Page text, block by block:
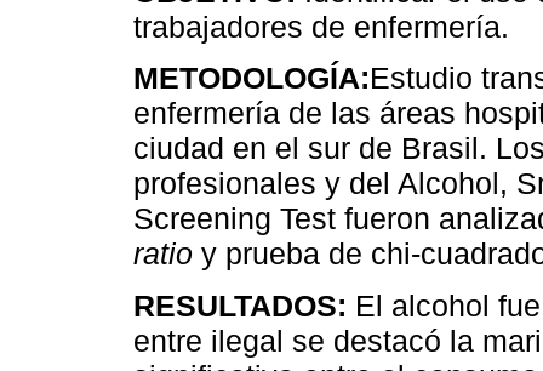
trabajadores de enfermería.
METODOLOGÍA:Estudio
enfermería de las áreas
ciudad en el sur de Brasil.
profesionales y del Alcohol,
Screening Test fueron
ratio y prueba de chi-
RESULTADOS: El alcohol
entre ilegal se destacó la